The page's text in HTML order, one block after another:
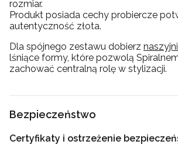
rozmiar.
Produkt posiada cechy probiercze
autentyczność złota.
Dla spójnego zestawu dobierz
lśniące formy, które pozwolą
zachować centralną rolę w stylizacji.
Bezpieczeństwo
Certyfikaty i ostrzeżenie